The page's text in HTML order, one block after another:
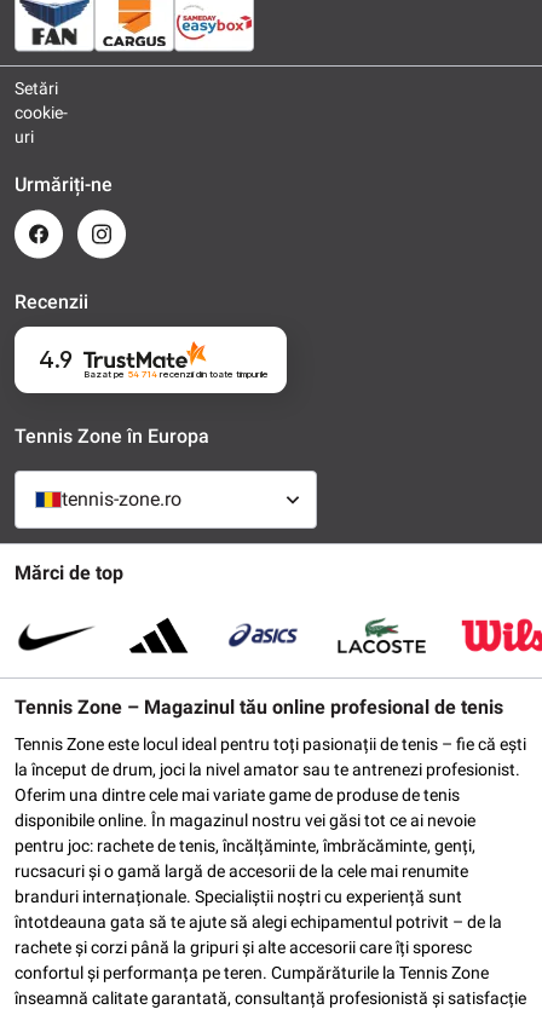
Mărci de top
Tennis Zone – Magazinul tău online profesional de tenis
Tennis Zone este locul ideal pentru toți pasionații de tenis – fie că ești
la început de drum, joci la nivel amator sau te antrenezi profesionist.
Oferim una dintre cele mai variate game de produse de tenis
disponibile online. În magazinul nostru vei găsi tot ce ai nevoie
pentru joc: rachete de tenis, încălțăminte, îmbrăcăminte, genți,
rucsacuri și o gamă largă de accesorii de la cele mai renumite
branduri internaționale. Specialiștii noștri cu experiență sunt
întotdeauna gata să te ajute să alegi echipamentul potrivit – de la
rachete și corzi până la gripuri și alte accesorii care îți sporesc
confortul și performanța pe teren. Cumpărăturile la Tennis Zone
înseamnă calitate garantată, consultanță profesionistă și satisfacție
Setări
cookie-
uri
Urmăriți-ne
Recenzii
4.9
Bazat pe 54 714recenziidin toate timpurile
Tennis Zone în Europa
tennis-zone.ro